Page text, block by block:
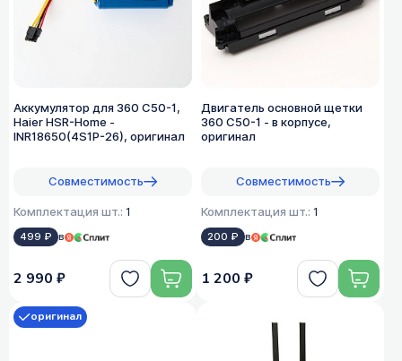
Аккумулятор для 360 C50-1,
Haier HSR-Home -
INR18650(4S1P-26), оригинал
Совместимость
Комплектация шт.: 1
499 ₽ в
2 990 ₽
Двигатель основной щетки
360 C50-1 - в корпусе,
оригинал
Совместимость
Комплектация шт.: 1
200 ₽ в
1 200 ₽
оригинал